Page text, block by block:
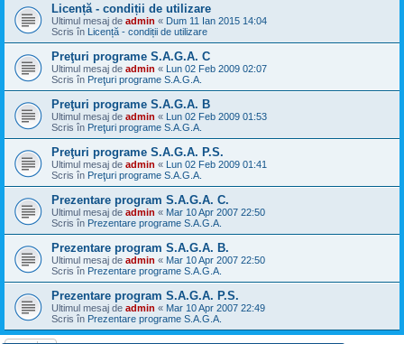
Licență - condiții de utilizare
Ultimul mesaj de admin « Dum 11 Ian 2015 14:04
Scris în Licență - condiții de utilizare
Preţuri programe S.A.G.A. C
Ultimul mesaj de admin « Lun 02 Feb 2009 02:07
Scris în Preţuri programe S.A.G.A.
Preţuri programe S.A.G.A. B
Ultimul mesaj de admin « Lun 02 Feb 2009 01:53
Scris în Preţuri programe S.A.G.A.
Preţuri programe S.A.G.A. P.S.
Ultimul mesaj de admin « Lun 02 Feb 2009 01:41
Scris în Preţuri programe S.A.G.A.
Prezentare program S.A.G.A. C.
Ultimul mesaj de admin « Mar 10 Apr 2007 22:50
Scris în Prezentare programe S.A.G.A.
Prezentare program S.A.G.A. B.
Ultimul mesaj de admin « Mar 10 Apr 2007 22:50
Scris în Prezentare programe S.A.G.A.
Prezentare program S.A.G.A. P.S.
Ultimul mesaj de admin « Mar 10 Apr 2007 22:49
Scris în Prezentare programe S.A.G.A.